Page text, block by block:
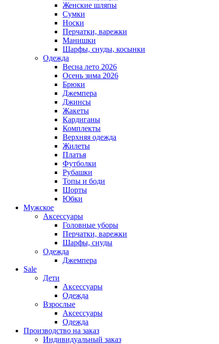
Женские шляпы
Сумки
Носки
Перчатки, варежки
Манишки
Шарфы, снуды, косынки
Одежда
Весна лето 2026
Осень зима 2026
Брюки
Джемпера
Джинсы
Жакеты
Кардиганы
Комплекты
Верхняя одежда
Жилеты
Платья
Футболки
Рубашки
Топы и боди
Шорты
Юбки
Мужское
Аксессуары
Головные уборы
Перчатки, варежки
Шарфы, снуды
Одежда
Джемпера
Sale
Дети
Аксессуары
Одежда
Взрослые
Аксессуары
Одежда
Производство на заказ
Индивидуальный заказ